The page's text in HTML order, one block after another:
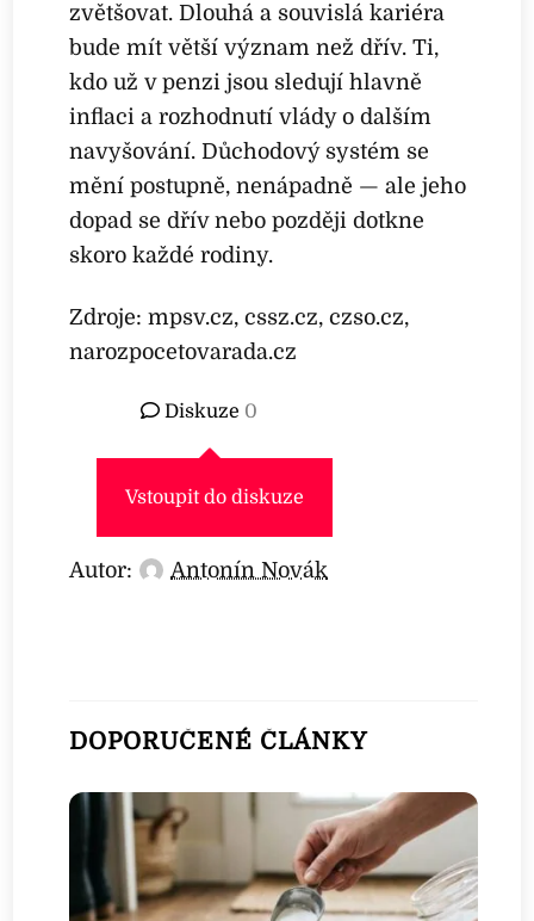
zvětšovat. Dlouhá a souvislá kariéra
bude mít větší význam než dřív. Ti,
kdo už v penzi jsou sledují hlavně
inflaci a rozhodnutí vlády o dalším
navyšování. Důchodový systém se
mění postupně, nenápadně — ale jeho
dopad se dřív nebo později dotkne
skoro každé rodiny.
Zdroje: mpsv.cz, cssz.cz, czso.cz,
narozpocetovarada.cz
Diskuze 0
Vstoupit do diskuze
Autor: Antonín Novák
DOPORUČENÉ ČLÁNKY